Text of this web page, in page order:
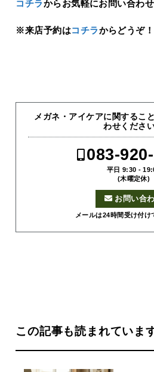
コチラからお気軽にお問い合わせ
※来店予約はコチラからどうぞ！
メガネ・アイケアに関するこ
わせください
083-
平日 9:30 -
(木曜定休)
お問い合
メールは24時間受け付け
この記事も読まれています